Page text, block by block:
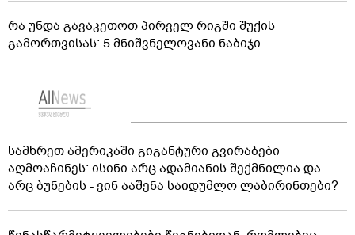
რა უნდა გავაკეთოთ პირველ რიგში შუქის
გამორთვისას: 5 მნიშვნელოვანი ნაბიჯი
სამხრეთ ამერიკაში გიგანტური გვირაბები
აღმოაჩინეს: ისინი არც ადამიანის შექმნილია და
არც ბუნების - ვინ ააშენა საიდუმლო ლაბირინთები?